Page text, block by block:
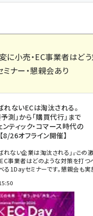
に小売・EC事業者はどう
ナー・懇親会あり
れないECは淘汰される。
測」から「購買代行」まで
ティック・コマース時代の
8/26オフライン開催】
れない企業は淘汰される」――。こ
EC事業者はどのような対策を打
る1Dayセミナーです。懇親会も実